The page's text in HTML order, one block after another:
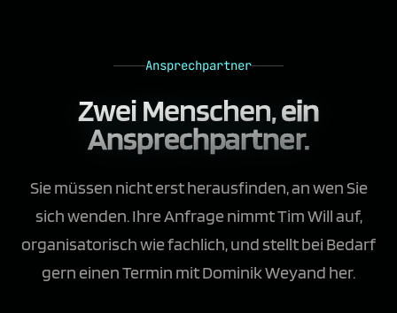
Ansprechpartner
Zwei Menschen,ein
Ansprechpartner.
Sie müssen nicht erst herausfinden, an wen Sie
sich wenden. Ihre Anfrage nimmt Tim Will auf,
organisatorisch wie fachlich, und stellt bei Bedarf
gern einen Termin mit Dominik Weyand her.